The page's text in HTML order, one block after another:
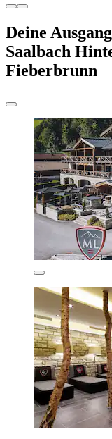
Deine
Saalbach
Fieberbrunn